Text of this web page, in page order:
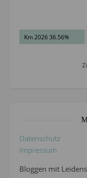
Km 2026 36.56%
Datenschutz
Impressum
Bloggen mit